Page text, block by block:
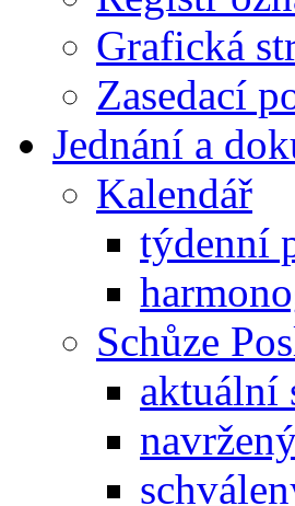
Grafická
Zasedací
Jednání a
Kalendář
týdenní
Schůze
aktuální